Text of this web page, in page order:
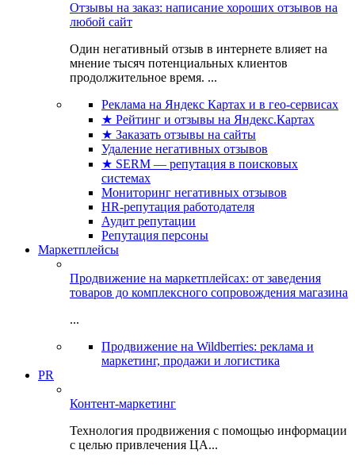
Отзывы на заказ: написание хороших отзывов на
любой сайт
Один негативный отзыв в интернете влияет на
мнение тысяч потенциальных клиентов
продолжительное время. ...
Реклама на Яндекс Картах и в гео-сервисах
★ Рейтинг и отзывы на Яндекс.Картах
★ Заказать отзывы на сайты
Удаление негативных отзывов
★ SERM — репутация в поисковых
системах
Мониторинг негативных отзывов
HR-репутация работодателя
Аудит репутации
Репутация персоны
Маркетплейсы
Продвижение на маркетплейсах: от заведения
товаров до комплексного сопровождения магазина
...
Продвижение на Wildberries: реклама и
маркетинг, продажи и логистика
PR
Контент-маркетинг
Технология продвижения с помощью информации
с целью привлечения ЦА...